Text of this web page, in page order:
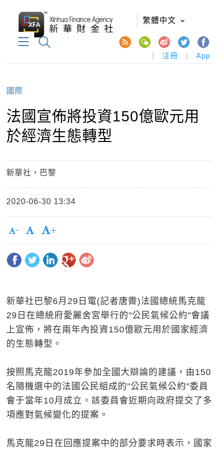
繁體中文
注冊 App
國際
法國宣佈將投資150億歐元用
於經濟生態轉型
新華社，巴黎
2020-06-30 13:34
新華社巴黎6月29日電(記者唐霽)法國總統馬克龍
29日在總統府愛麗舍宮舉行的"公民氣候公約"會議
上宣佈，將在兩年內投資150億歐元用於國家經濟
的生態轉型。
按照馬克龍2019年參加全國大辯論的建議，由150
名隨機選中的法國公民組成的"公民氣候公約"委員
會于當年10月成立。該委員會近期向政府提交了多
項應對氣候變化的提案。
馬克龍29日在回應提案中的部分要求時表示，國家